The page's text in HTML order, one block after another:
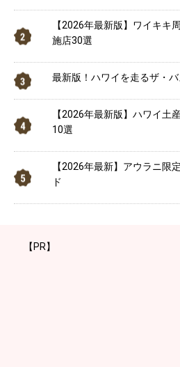
【2026年最新版】ワイキキ
施店30選
最新版！ハワイを走るザ・
【2026年最新版】ハワイ土
10選
【2026年最新】アウラニ限
ド
【PR】